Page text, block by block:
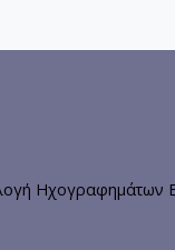
Ηχογραφημάτων